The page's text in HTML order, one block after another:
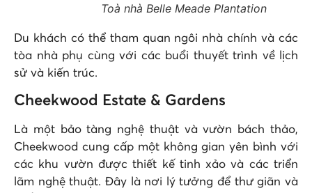
Toà nhà Belle Meade Plantation
Du khách có thể tham quan ngôi nhà chính và các
tòa nhà phụ cùng với các buổi thuyết trình về lịch
sử và kiến trúc.
Cheekwood Estate & Gardens
Là một bảo tàng nghệ thuật và vườn bách thảo,
Cheekwood cung cấp một không gian yên bình với
các khu vườn được thiết kế tinh xảo và các triển
lãm nghệ thuật. Đây là nơi lý tưởng để thư giãn và